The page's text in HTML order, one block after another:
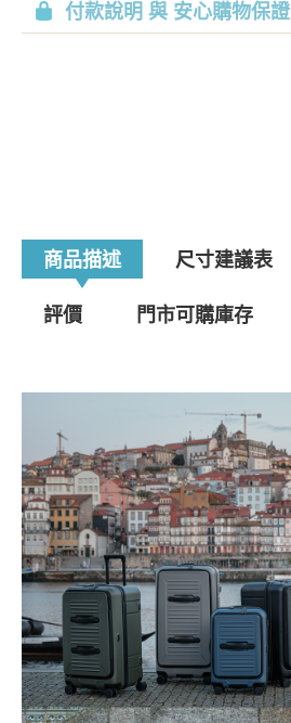
付款說明 與 安心購物保證
商品描述 尺寸建議表
評價 門市可購庫存